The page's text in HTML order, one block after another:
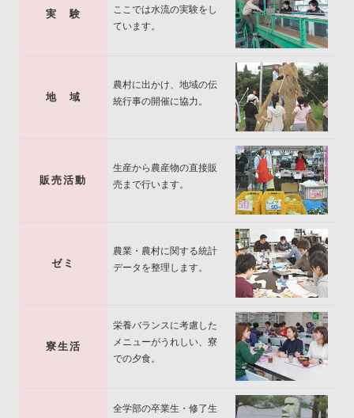
実 験
ここでは水流の実験をし
ています。
地 域
農村に出かけ、地域の伝
統行事の開催に協力。
販売活動
生産から農産物の直接販
売まで行います。
ゼミ
農業・農村に関する統計
データを整理します。
寮生活
栄養バランスに考慮した
メニューがうれしい、寮
での夕食。
全学部の卒業生・修了生